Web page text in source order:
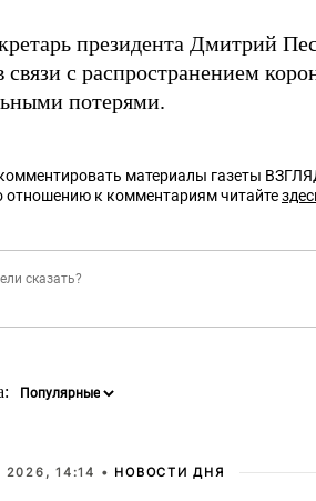
президента Дмитрий
связи с распространением
потерями.
материалы газеты
отношению к комментариям читайте
14:14 • НОВОСТИ ДНЯ